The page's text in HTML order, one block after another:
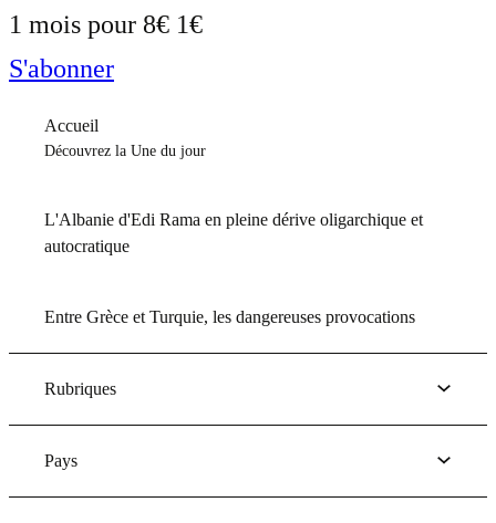
1 mois pour 8€ 1€
S'abonner
Accueil
Découvrez la Une du jour
L'Albanie d'Edi Rama en pleine dérive oligarchique et
autocratique
Entre Grèce et Turquie, les dangereuses provocations
Rubriques
Pays